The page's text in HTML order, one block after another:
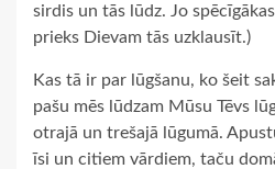
sirdis un tās lūdz. Jo
prieks Dievam tās uzklausīt.)
Kas tā ir par lūgšanu, ko šeit
pašu mēs lūdzam Mūsu Tēvs
otrajā un trešajā lūgumā.
īsi un citiem vārdiem, taču